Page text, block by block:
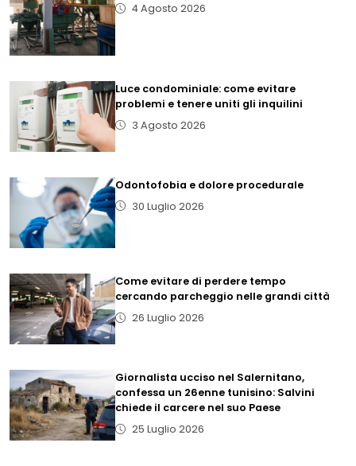
4 Agosto 2026
Luce condominiale: come evitare
problemi e tenere uniti gli inquilini
3 Agosto 2026
Odontofobia e dolore procedurale
30 Luglio 2026
Come evitare di perdere tempo
cercando parcheggio nelle grandi città
26 Luglio 2026
Giornalista ucciso nel Salernitano,
confessa un 26enne tunisino: Salvini
chiede il carcere nel suo Paese
25 Luglio 2026